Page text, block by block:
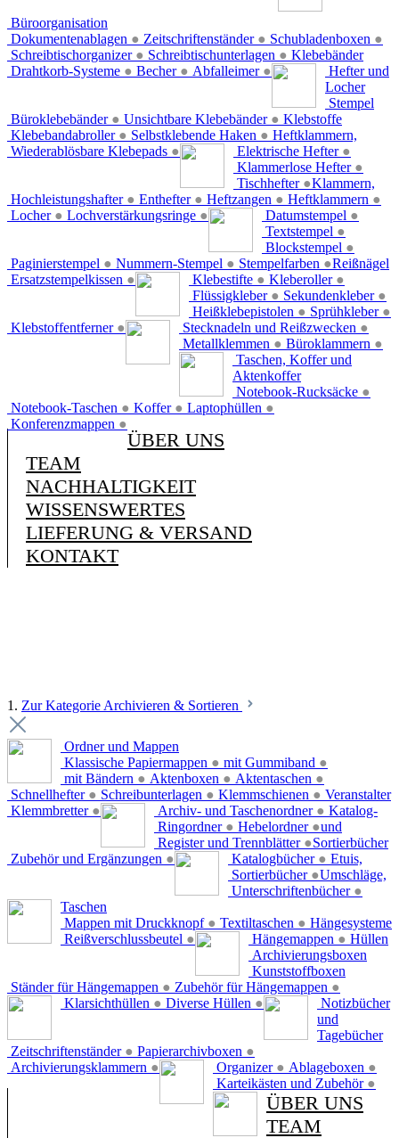
Büroorganisation
Dokumentenablagen ● Zeitschriftenständer ● Schubladenboxen ●
Schreibtischorganizer ● Schreibtischunterlagen ●
Drahtkorb-Systeme ● Becher ● Abfalleimer ●
Klebebänder
Büroklebebänder ● Unsichtbare Klebebänder ●
Klebebandabroller ● Selbstklebende Haken ●
Wiederablösbare Klebepads ●
Hefter und
Locher
Elektrische Hefter ●
Klammerlose Hefter ●
Tischhefter ●
Hochleistungshafter ● Enthefter ● Heftzangen ● Heftklammern ●
Locher ● Lochverstärkungsringe ●
Stempel
Datumstempel ●
Textstempel ●
Blockstempel ●
Paginierstempel ● Nummern-Stempel ● Stempelfarben ●
Ersatzstempelkissen ●
Klebstoffe
Klebestifte ● Kleberoller ●
Flüssigkleber ● Sekundenkleber ●
Heißklebepistolen ● Sprühkleber ●
Klebstoffentferner ●
Heftklammern,
Klammern,
Reißnägel
Stecknadeln und Reißzwecken ●
Metallklemmen ● Büroklammern ●
Taschen, Koffer und
Aktenkoffer
Notebook-Rucksäcke ●
Notebook-Taschen ● Koffer ● Laptophüllen ●
Konferenzmappen ●
ÜBER UNS
TEAM
NACHHALTIGKEIT
WISSENSWERTES
LIEFERUNG & VERSAND
KONTAKT
1. Zur Kategorie Archivieren & Sortieren
Ordner und Mappen
Klassische Papiermappen ● mit Gummiband ●
mit Bändern ● Aktenboxen ● Aktentaschen ●
Schnellhefter ● Schreibunterlagen ● Klemmschienen ●
Klemmbretter ●
Veranstalter
Archiv- und Taschenordner ●
Ringordner ● Hebelordner ●
Register und Trennblätter ●
Zubehör und Ergänzungen ●
Katalog-
und
Sortierbücher
Katalogbücher ●
Sortierbücher ●
Unterschriftenbücher ●
Etuis,
Umschläge,
Taschen
Mappen mit Druckknopf ● Textiltaschen ●
Reißverschlussbeutel ●
Hängesysteme
Hängemappen ●
Ständer für Hängemappen ● Zubehör für Hängemappen ●
Hüllen
Klarsichthüllen ● Diverse Hüllen ●
Archivierungsboxen
Zeitschriftenständer ● Papierarchivboxen ●
Archivierungsklammern ●
Kunststoffboxen
Organizer ● Ablageboxen ●
Karteikästen und Zubehör ●
Notizbücher
und
Tagebücher
ÜBER UNS
TEAM